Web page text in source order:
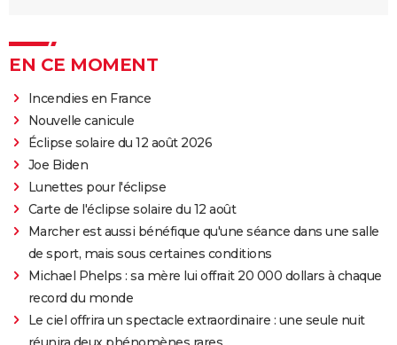
EN CE MOMENT
Incendies en France
Nouvelle canicule
Éclipse solaire du 12 août 2026
Joe Biden
Lunettes pour l'éclipse
Carte de l'éclipse solaire du 12 août
Marcher est aussi bénéfique qu'une séance dans une salle
de sport, mais sous certaines conditions
Michael Phelps : sa mère lui offrait 20 000 dollars à chaque
record du monde
Le ciel offrira un spectacle extraordinaire : une seule nuit